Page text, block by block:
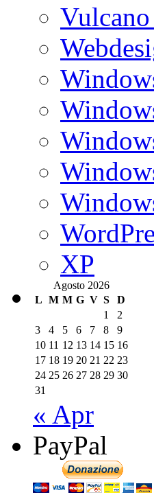
XP
Agosto 2026
L M M G V S
D
1
2
3
4 5 6 7 8
9
10 11 12 13 14 15 16
17 18 19 20 21 22 23
24 25 26 27 28 29 30
31
« Apr
PayPal